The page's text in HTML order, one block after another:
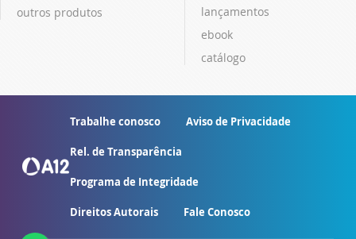
outros produtos
lançamentos
ebook
catálogo
Trabalhe conosco Aviso de Privacidade
Rel. de Transparência
Programa de Integridade
Direitos Autorais Fale Conosco